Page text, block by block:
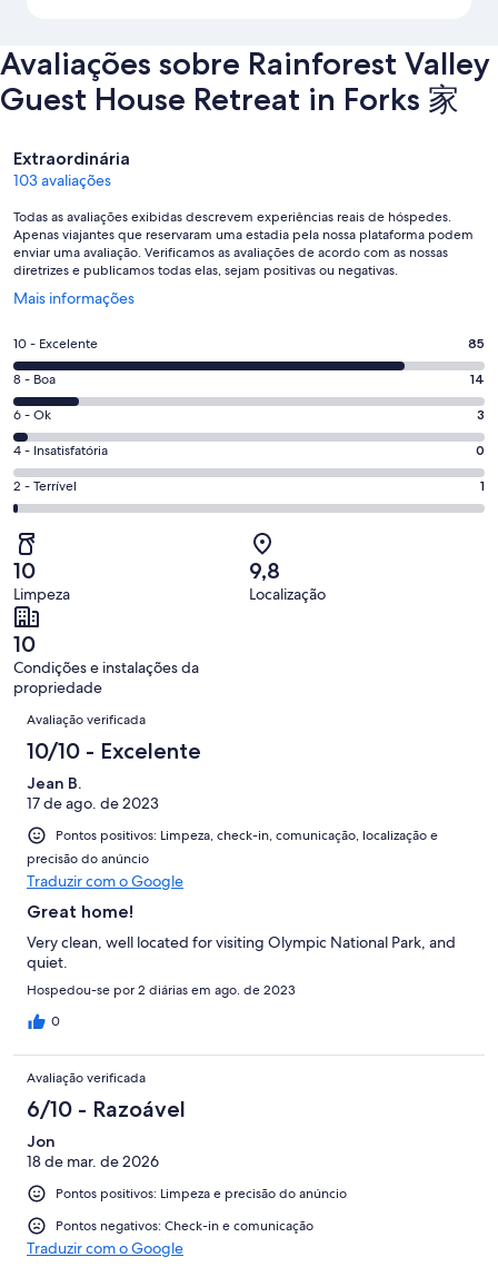
Avaliações sobre Rainforest Valley
Guest House Retreat in Forks 家
Avaliações
Extraordinária
103 avaliações
Todas as avaliações exibidas descrevem experiências reais de hóspedes.
Apenas viajantes que reservaram uma estadia pela nossa plataforma podem
enviar uma avaliação. Verificamos as avaliações de acordo com as nossas
diretrizes e publicamos todas elas, sejam positivas ou negativas.
Mais informações
Abre
uma
nova
janela
Nota
10
-
Excelente.
85
de
103
avaliações
10 - Excelente 85
Nota
8
-
Boa.
14
de
avaliações
8 - Boa 14
Nota
6
-
Ok.
3
de
103
avaliações
6 - Ok 3
Nota
4
-
0
de
103
avaliações
4 - Insatisfatória 0
Nota
2
-
Terrível.
1
de
103
avaliações
2 - Terrível 1
10
Limpeza
9,8
Localização
10
Condições e instalações da
propriedade
Avaliações
Avaliação verificada
10/10 - Excelente
Jean B.
17 de ago. de 2023
Pontos positivos: Limpeza, check-in, comunicação, localização e
precisão do anúncio
Traduzir com o Google
Great home!
Very clean, well located for visiting Olympic National Park, and
quiet.
Hospedou-se por 2 diárias em ago. de 2023
0
Avaliação verificada
6/10 - Razoável
Jon
18 de mar. de 2026
Pontos positivos: Limpeza e precisão do anúncio
Pontos negativos: Check-in e comunicação
Traduzir com o Google